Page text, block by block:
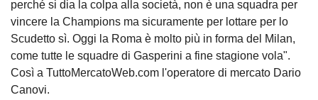
perché si dia la colpa alla società, non è una squadra per
vincere la Champions ma sicuramente per lottare per lo
Scudetto sì. Oggi la Roma è molto più in forma del Milan,
come tutte le squadre di Gasperini a fine stagione vola".
Così a TuttoMercatoWeb.com l'operatore di mercato Dario
Canovi.